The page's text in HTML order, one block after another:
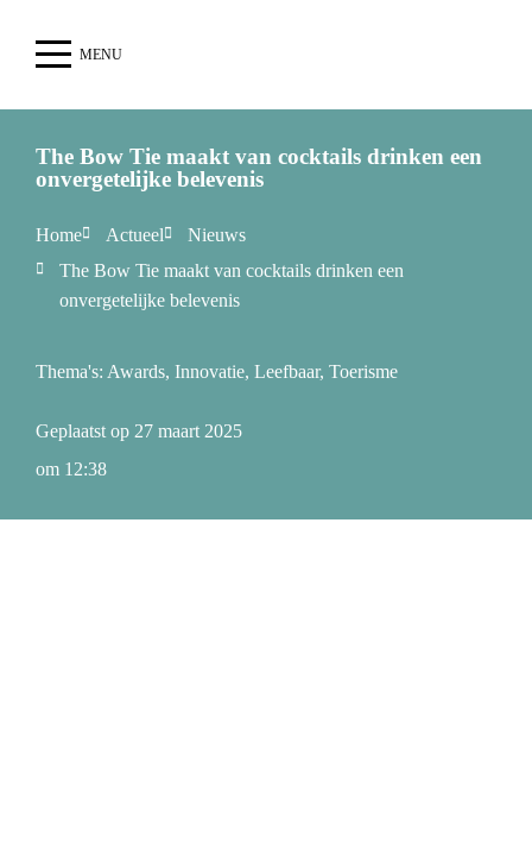
MENU
The Bow Tie maakt van cocktails drinken een
onvergetelijke belevenis
Home Actueel
Nieuws
The Bow Tie maakt van cocktails drinken een
onvergetelijke belevenis
Geplaatst op 27 maart 2025
om 12:38
Thema's: Awards, Innovatie, Leefbaar, Toerisme